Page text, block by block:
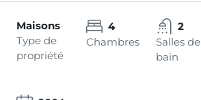
Maisons
Type de
propriété
4
Chambres
2
Salles de
bain